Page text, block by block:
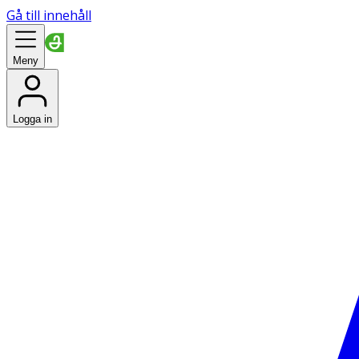
Gå till innehåll
Meny
Logga in